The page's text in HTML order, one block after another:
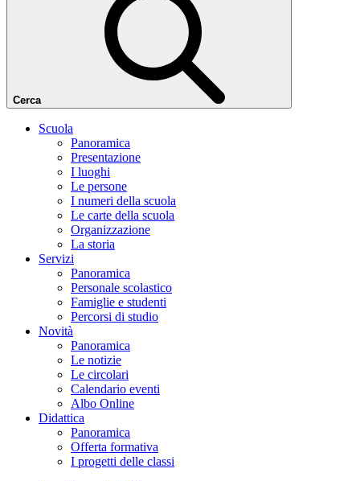
Cerca
Scuola
Panoramica
Presentazione
I luoghi
Le persone
I numeri della scuola
Le carte della scuola
Organizzazione
La storia
Servizi
Panoramica
Personale scolastico
Famiglie e studenti
Percorsi di studio
Novità
Panoramica
Le notizie
Le circolari
Calendario eventi
Albo Online
Didattica
Panoramica
Offerta formativa
I progetti delle classi